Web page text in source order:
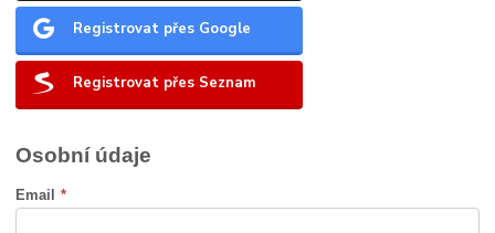
Registrovat přes Google
Registrovat přes Seznam
Osobní údaje
Email *